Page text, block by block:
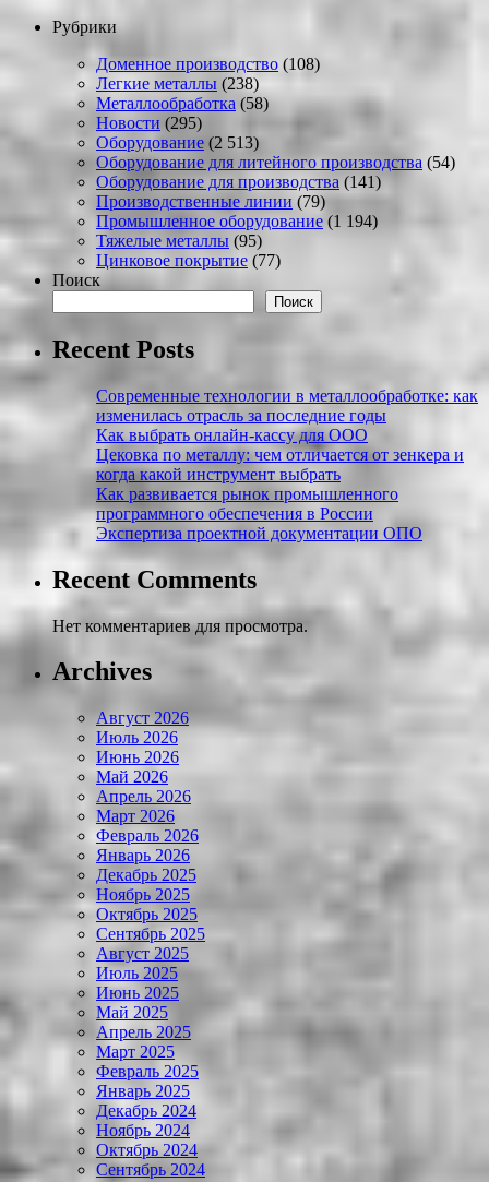
Рубрики
Доменное производство (108)
Легкие металлы (238)
Металлообработка (58)
Новости (295)
Оборудование (2 513)
Оборудование для литейного производства (54)
Оборудование для производства (141)
Производственные линии (79)
Промышленное оборудование (1 194)
Тяжелые металлы (95)
Цинковое покрытие (77)
Поиск
Поиск
Recent Posts
Современные технологии в металлообработке: как
изменилась отрасль за последние годы
Как выбрать онлайн-кассу для ООО
Цековка по металлу: чем отличается от зенкера и
когда какой инструмент выбрать
Как развивается рынок промышленного
программного обеспечения в России
Экспертиза проектной документации ОПО
Recent Comments
Нет комментариев для просмотра.
Archives
Август 2026
Июль 2026
Июнь 2026
Май 2026
Апрель 2026
Март 2026
Февраль 2026
Январь 2026
Декабрь 2025
Ноябрь 2025
Октябрь 2025
Сентябрь 2025
Август 2025
Июль 2025
Июнь 2025
Май 2025
Апрель 2025
Март 2025
Февраль 2025
Январь 2025
Декабрь 2024
Ноябрь 2024
Октябрь 2024
Сентябрь 2024